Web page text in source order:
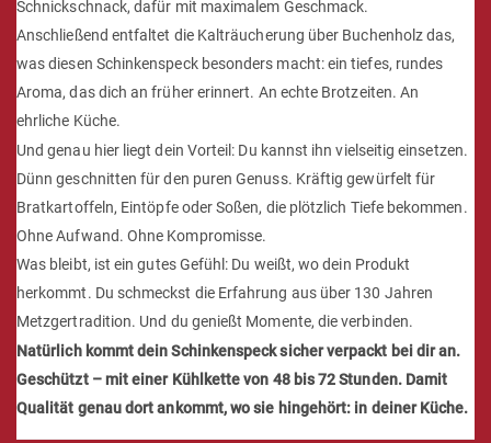
Geschmack – aber
bekommst oft nur
Industrie-Ware ohne
Seele?
Genau hier beginnt deine Reise.
Mit diesem Schinkenspeck am Stück holst du dir zurück, was heute
selten geworden ist: ehrliches Metzgerhandwerk, das Zeit braucht
und genau deshalb überzeugt. Schon beim ersten Anschnitt spürst
du die feste Struktur, riechst die feine Rauchnote und weißt: Das ist
kein gewöhnlicher Rohschinken.
Sein Ursprung liegt in unserer eigenen Schlachtung. Das bedeutet
für dich: volle Transparenz, kurze Wege und ein respektvoller
Umgang mit dem Tier. Die ausgewählte Schweinehüfte vom
Deutschen Landschwein wird 10 Tage in einer Gewürzlake aus
Salz, Pfeffer, Wacholder und Lorbeer gereift – ganz ohne